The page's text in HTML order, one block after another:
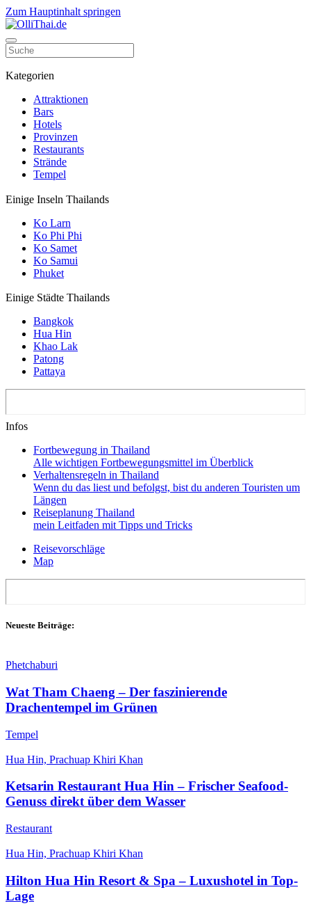
Zum Hauptinhalt springen
Kategorien
Attraktionen
Bars
Hotels
Provinzen
Restaurants
Strände
Tempel
Einige Inseln Thailands
Ko Larn
Ko Phi Phi
Ko Samet
Ko Samui
Phuket
Einige Städte Thailands
Bangkok
Hua Hin
Khao Lak
Patong
Pattaya
Infos
Fortbewegung in Thailand
Alle wichtigen Fortbewegungsmittel im Überblick
Verhaltensregeln in Thailand
Wenn du das liest und befolgst, bist du anderen Touristen um
Längen
Reiseplanung Thailand
mein Leitfaden mit Tipps und Tricks
Reisevorschläge
Map
Neueste Beiträge:
Phetchaburi
Wat Tham Chaeng – Der faszinierende
Drachentempel im Grünen
Tempel
Hua Hin, Prachuap Khiri Khan
Ketsarin Restaurant Hua Hin – Frischer Seafood-
Genuss direkt über dem Wasser
Restaurant
Hua Hin, Prachuap Khiri Khan
Hilton Hua Hin Resort & Spa – Luxushotel in Top-
Lage